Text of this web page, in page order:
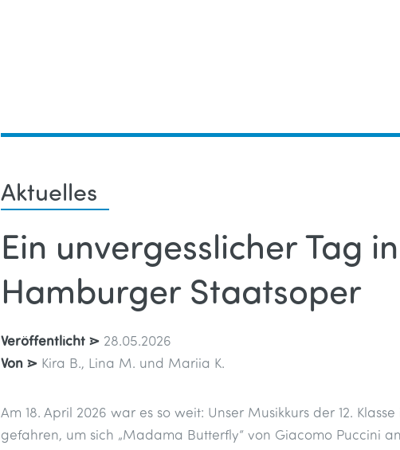
Aktuelles
Ein unvergesslicher Tag
Hamburger Staatsoper
Veröffentlicht ⋗ 28.05.2026
Von ⋗ Kira B., Lina M. und Mariia K.
Am 18. April 2026 war es so weit: Unser Musikkurs der 12.
gefahren, um sich „Madama Butterfly“ von Giacomo Puccini